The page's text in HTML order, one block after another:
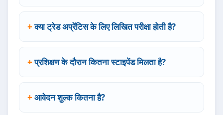
क्या ट्रेड अप्रेंटिस के लिए लिखित परीक्षा होती है?
प्रशिक्षण के दौरान कितना स्टाइपेंड मिलता है?
आवेदन शुल्क कितना है?